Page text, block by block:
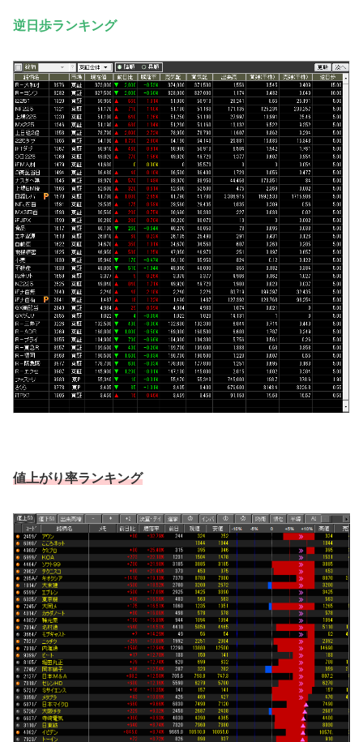
逆日歩ランキング
値上がり率ランキング